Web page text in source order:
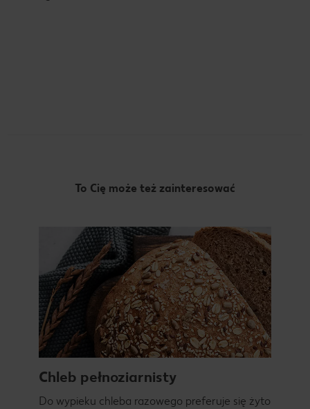
To Cię może też zainteresować
Chleb pełnoziarnisty
Do wypieku chleba razowego preferuje się żyto